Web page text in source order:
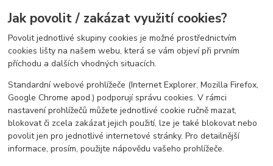
Jak povolit / zakázat využití cookies?
Povolit jednotlivé skupiny cookies je možné prostřednictvím
cookies lišty na našem webu, která se vám objeví při prvním
příchodu a dalších vhodných situacích.
Standardní webové prohlížeče (Internet Explorer, Mozilla Firefox,
Google Chrome apod.) podporují správu cookies. V rámci
nastavení prohlížečů můžete jednotlivé cookie ručně mazat,
blokovat či zcela zakázat jejich použití, lze je také blokovat nebo
povolit jen pro jednotlivé internetové stránky. Pro detailnější
informace, prosím, použijte nápovědu vašeho prohlížeče.